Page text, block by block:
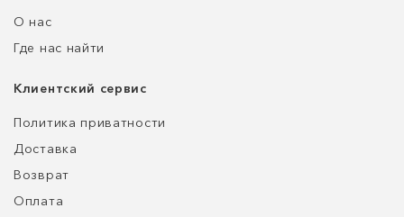
О нас
Где нас найти
Клиентский сервис
Политика приватности
Доставка
Возврат
Оплата